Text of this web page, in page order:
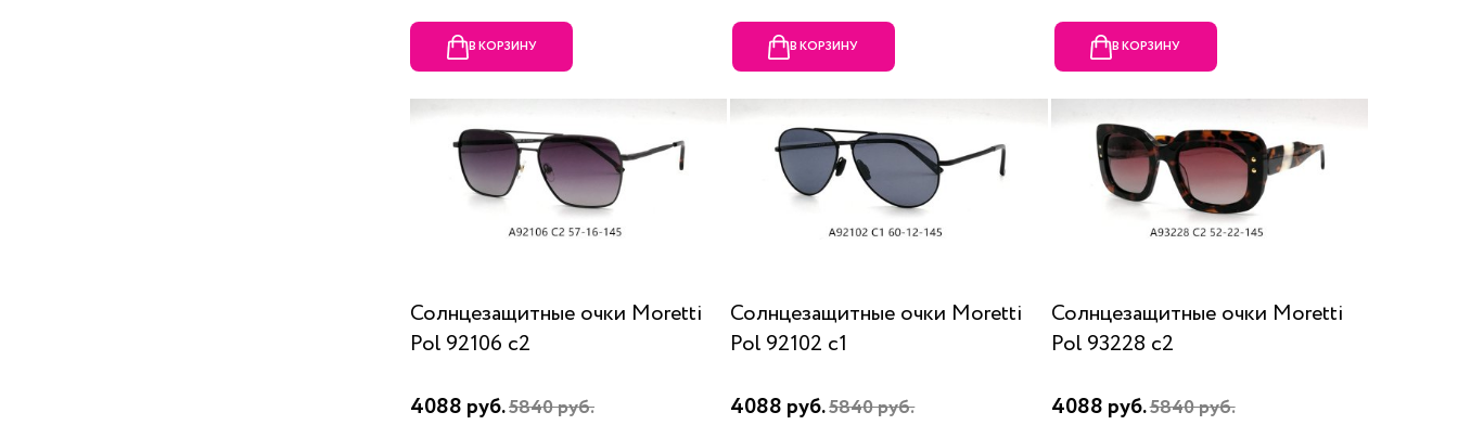
В КОРЗИНУ В КОРЗИНУ В КОРЗИНУ
Солнцезащитные очки Moretti
Pol 92106 c2
4088 руб.5840 руб.
Солнцезащитные очки Moretti
Pol 92102 c1
4088 руб.5840 руб.
Солнцезащитные очки Moretti
Pol 93228 c2
4088 руб.5840 руб.